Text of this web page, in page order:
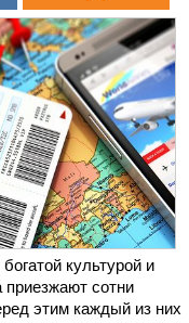
культурой и
сотни
этим каждый из них